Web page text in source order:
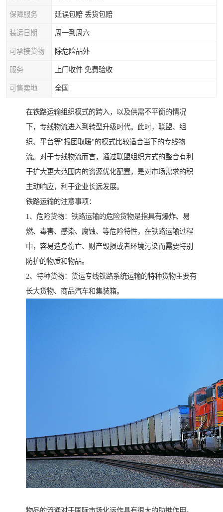
保障服务 延误包赔 丢货包赔
装运日期 周一到周六
可承接货物 除危险品外
服务 上门收件 免费验收
可售卖地 全国
在铁路运输组织模式的跨入，以及供需不平衡的情况
下，专线物流进入到转型升级时代。此时，联盟、组
织、平台等"报团取暖"的模式比较适合当下的专线物
流。对于专线物流而言，通过联盟组织方式的整合有利
于扩大更大范围内的资源优化配置，是对市场需求的积
主动响应，利于企业长远发展。
铁路运输的注意事项：
1、危险货物：铁路运输的危险货物是指具有爆炸、易
燃、毒害、感染、腐蚀、等危险特性，在铁路运输过程
中，容易造身伤亡、财产毁损或者环境污染而需要特别
防护的物质和物品。
2、特种货物：货运专线铁路系统运输的特种货物主要有
长大货物、商品汽车和集装箱。